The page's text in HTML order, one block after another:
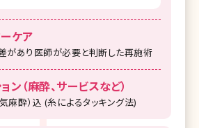
ニック 浜松院
ニック 富山院
ニック 広島院
ニック 高松院
ケア
があり医師が必要と判断した再施術
ン（麻酔、サービスなど）
麻酔）込 (糸によるタッキング法)